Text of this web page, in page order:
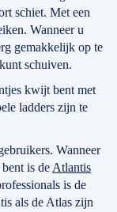
schiet. Met een
Wanneer u
gemakkelijk op te
schuiven.
kwijt bent met
ladders zijn te
Wanneer
is de Atlantis
is de
als de Atlas zijn